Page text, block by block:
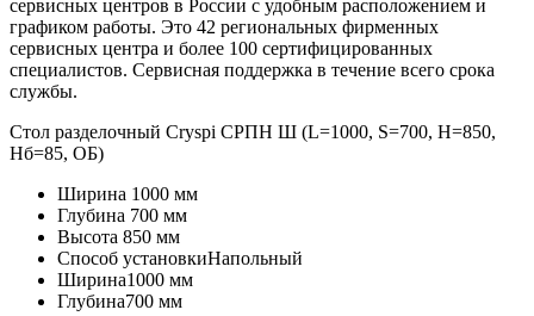
сервисных центров в России с удобным расположением и
графиком работы. Это 42 региональных фирменных
сервисных центра и более 100 сертифицированных
специалистов. Сервисная поддержка в течение всего срока
службы.
Стол разделочный Cryspi СРПН Ш (L=1000, S=700, H=850,
Hб=85, ОБ)
Ширина 1000 мм
Глубина 700 мм
Высота 850 мм
Способ установкиНапольный
Ширина1000 мм
Глубина700 мм